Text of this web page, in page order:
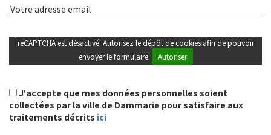
reCAPTCHA est désactivé. Autorisez le dépôt de cookies afin de pouvoir
envoyer le formulaire.
Autoriser
J'accepte que mes données personnelles soient
collectées par la ville de Dammarie pour satisfaire aux
traitements décrits ici